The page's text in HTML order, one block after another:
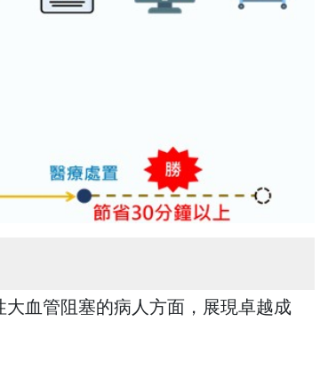
血管阻塞的病人方面，展現卓越成